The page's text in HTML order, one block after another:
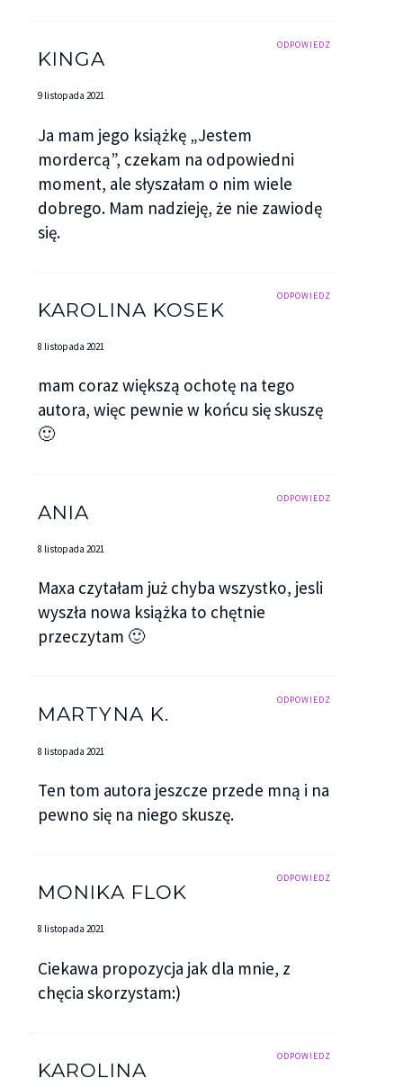
ODPOWIEDZ
KINGA
9 listopada 2021
Ja mam jego książkę „Jestem
mordercą”, czekam na odpowiedni
moment, ale słyszałam o nim wiele
dobrego. Mam nadzieję, że nie zawiodę
się.
ODPOWIEDZ
KAROLINA KOSEK
8 listopada 2021
mam coraz większą ochotę na tego
autora, więc pewnie w końcu się skuszę
🙂
ODPOWIEDZ
ANIA
8 listopada 2021
Maxa czytałam już chyba wszystko, jesli
wyszła nowa książka to chętnie
przeczytam 🙂
ODPOWIEDZ
MARTYNA K.
8 listopada 2021
Ten tom autora jeszcze przede mną i na
pewno się na niego skuszę.
ODPOWIEDZ
MONIKA FLOK
8 listopada 2021
Ciekawa propozycja jak dla mnie, z
chęcia skorzystam:)
ODPOWIEDZ
KAROLINA